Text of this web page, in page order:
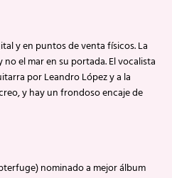
y en puntos de venta físicos. La
el mar en su portada. El vocalista
por Leandro López y a la
y hay un frondoso encaje de
nominado a mejor álbum